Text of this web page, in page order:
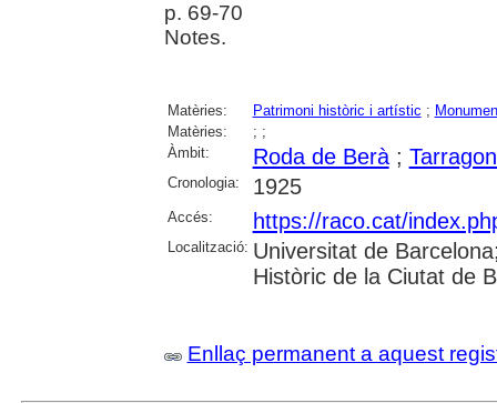
p. 69-70
Notes.
Matèries: Patrimoni històric i artístic ;
Matèries:
; ;
Àmbit:
Roda de Berà;
Cronologia: 1925
Accés: https://raco.cat/
Localització: Universitat de
Històric de la Ciutat de
Enllaç permanent a aquest